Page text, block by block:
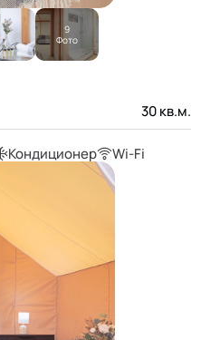
9
Фото
30кв.м.
Кондиционер Wi-Fi